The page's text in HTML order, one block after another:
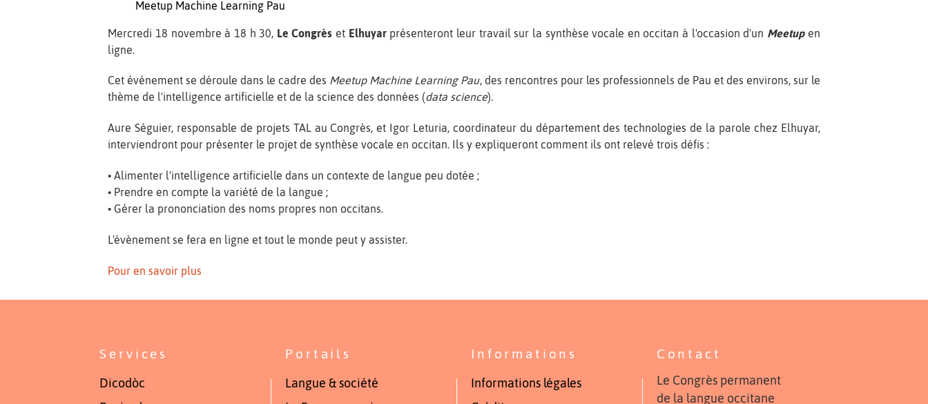
Meetup Machine Learning Pau
Mercredi 18 novembre à 18 h 30, Le Congrès et Elhuyarprésenteront leur travail sur la synthèse vocale en occitan à l'occasion d'un Meetup en
ligne.
Cet événement se déroule dans le cadre des Meetup Machine Learning Pau, des rencontres pour les professionnels de Pau et des environs, sur le
thème de l'intelligence artificielle et de la science des données (data science).
Aure Séguier, responsable de projets TAL au Congrès, et Igor Leturia, coordinateur du département des technologies de la parole chez Elhuyar,
interviendront pour présenter le projet de synthèse vocale en occitan. Ils y expliqueront comment ils ont relevé trois défis :
• Alimenter l'intelligence artificielle dans un contexte de langue peu dotée ;
• Prendre en compte la variété de la langue ;
• Gérer la prononciation des noms propres non occitans.
L'évènement se fera en ligne et tout le monde peut y assister.
Pour en savoir plus
Services
Dicodòc
Portails
Langue & société
Informations
Informations légales
Contact
Le Congrès permanent
de la langue occitane